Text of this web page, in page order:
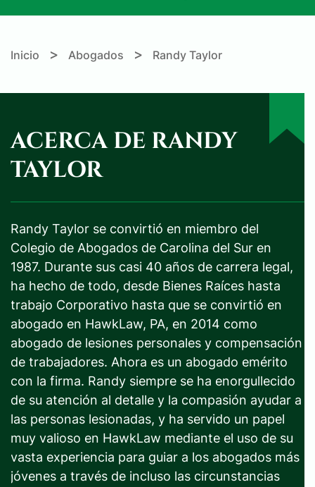
Inicio > Abogados > Randy Taylor
ACERCA DE RANDY
TAYLOR
Randy Taylor se convirtió en miembro del
Colegio de Abogados de Carolina del Sur en
1987. Durante sus casi 40 años de carrera legal,
ha hecho de todo, desde Bienes Raíces hasta
trabajo Corporativo hasta que se convirtió en
abogado en HawkLaw, PA, en 2014 como
abogado de lesiones personales y compensación
de trabajadores. Ahora es un abogado emérito
con la firma. Randy siempre se ha enorgullecido
de su atención al detalle y la compasión ayudar a
las personas lesionadas, y ha servido un papel
muy valioso en HawkLaw mediante el uso de su
vasta experiencia para guiar a los abogados más
jóvenes a través de incluso las circunstancias